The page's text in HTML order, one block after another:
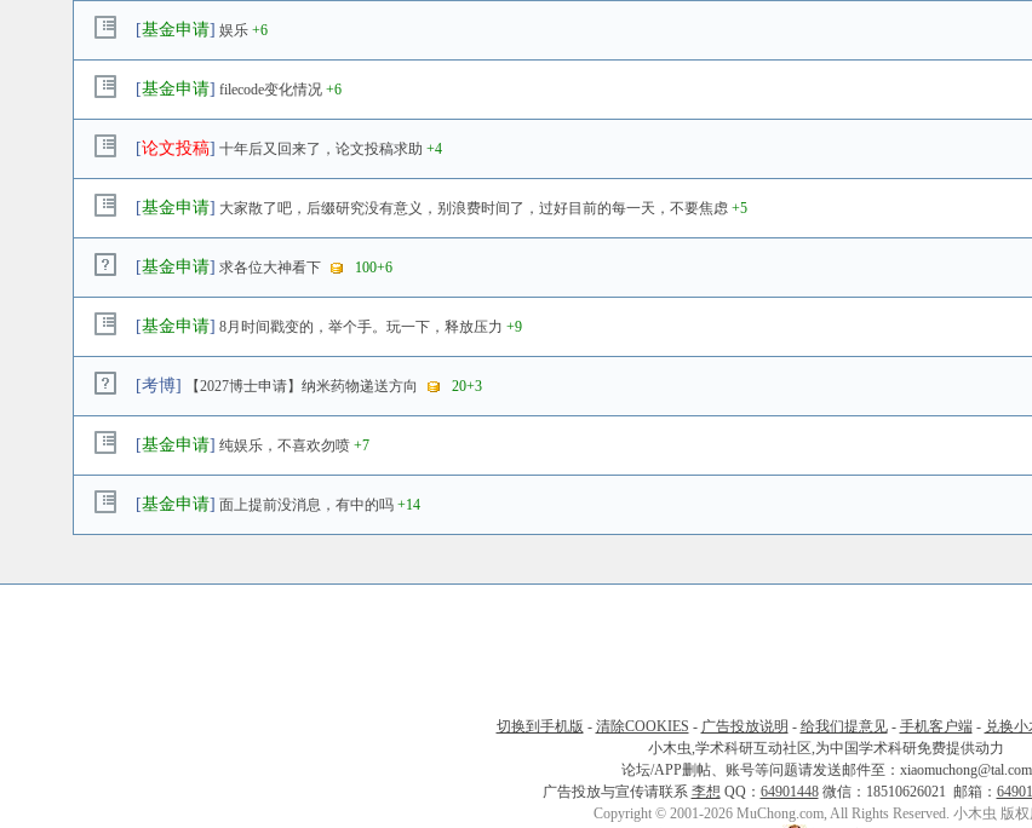
[基金申请] 娱乐 +6
[基金申请] filecode变化情况 +6
[论文投稿] 十年后又回来了，论文投稿求助 +4
[基金申请] 大家散了吧，后缀研究没有意义，别浪费时间了，过好目前的每一天，不要焦虑 +5
[基金申请] 求各位大神看下 100+6
[基金申请] 8月时间戳变的，举个手。玩一下，释放压力 +9
[考博] 【2027博士申请】纳米药物递送方向 20+3
[基金申请] 纯娱乐，不喜欢勿喷 +7
[基金申请] 面上提前没消息，有中的吗 +14
切换到手机版 - 清除COOKIES - 广告投放说明 - 给我们提意见- 手机客户端- 兑换
小木虫,学术科研互动社区,为中国学术科研免费提供动力
论坛/APP删帖、账号等问题请发送邮件至：xiaomuchong@tal.com
广告投放与宣传请联系 李想 QQ： 64901448微信：18510626021 邮箱：
Copyright © 2001-2026 MuChong.com, All Rights Reserved. 小木虫 版